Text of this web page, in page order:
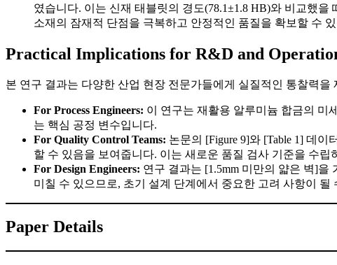
였습니다. 이는 신재 태블릿의 경도(78.1±1.8 HB)와 비교했
소재의 잠재적 단점을 극복하고 안정적인 품질을 확보할 수
Practical Implications for R&D and
본 연구 결과는 다양한 산업 현장 전문가들에게 실질적인 통찰력을
For Process Engineers: 이 연구는 재활용 알루미늄 합금의 미
는 핵심 공정 변수입니다.
For Quality Control Teams: 논문의 [Figure 9]와 [Table 1] 데
할 수 있음을 보여줍니다. 이는 새로운 품질 검사 기준을 수립
For Design Engineers: 연구 결과는 [1.5mm 미만의 얇은 벽]
미칠 수 있으므로, 초기 설계 단계에서 중요한 고려 사항이 될
Paper Details